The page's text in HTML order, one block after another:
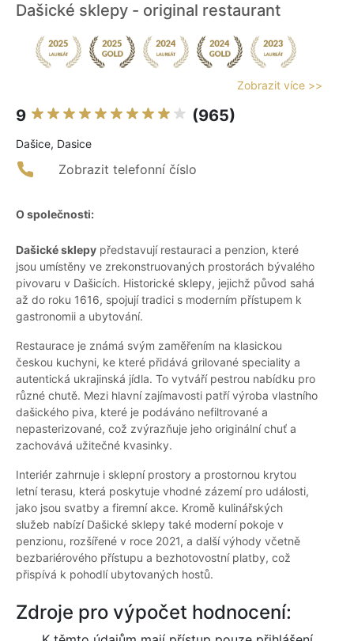
Dašické sklepy - original restaurant
Zobrazit více >>
9 (965)
Dašice, Dasice
Zobrazit telefonní číslo
O společnosti:
Dašické sklepy představují restauraci a penzion, které
jsou umístěny ve zrekonstruovaných prostorách bývalého
pivovaru v Dašicích. Historické sklepy, jejichž původ sahá
až do roku 1616, spojují tradici s moderním přístupem k
gastronomii a ubytování.
Restaurace je známá svým zaměřením na klasickou
českou kuchyni, ke které přidává grilované speciality a
autentická ukrajinská jídla. To vytváří pestrou nabídku pro
různé chutě. Mezi hlavní zajímavosti patří výroba vlastního
dašického piva, které je podáváno nefiltrované a
nepasterizované, což zvýrazňuje jeho originální chuť a
zachovává užitečné kvasinky.
Interiér zahrnuje i sklepní prostory a prostornou krytou
letní terasu, která poskytuje vhodné zázemí pro události,
jako jsou svatby a firemní akce. Kromě kulinářských
služeb nabízí Dašické sklepy také moderní pokoje v
penzionu, rozšířené v roce 2021, a další výhody včetně
bezbariérového přístupu a bezhotovostní platby, což
přispívá k pohodlí ubytovaných hostů.
Zdroje pro výpočet hodnocení: